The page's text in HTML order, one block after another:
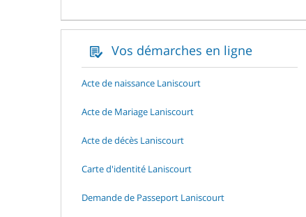
Vos démarches en ligne
Acte de naissance Laniscourt
Acte de Mariage Laniscourt
Acte de décès Laniscourt
Carte d'identité Laniscourt
Demande de Passeport Laniscourt